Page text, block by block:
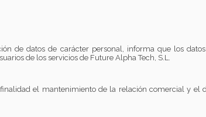
de datos de carácter personal, informa que los
de los servicios de Future Alpha Tech, S.L.
el mantenimiento de la relación comercial y el